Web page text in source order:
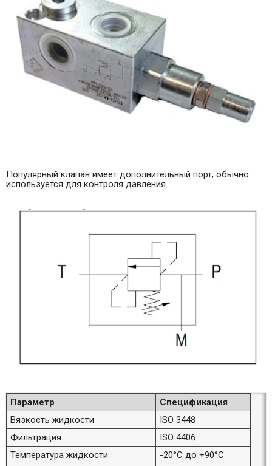
Популярный клапан имеет дополнительный порт, обычно
используется для контроля давления.
Параметр
Спецификация
Вязкость жидкости
ISO 3448
Фильтрация
ISO 4406
Температура жидкости
-20°C до +90°C